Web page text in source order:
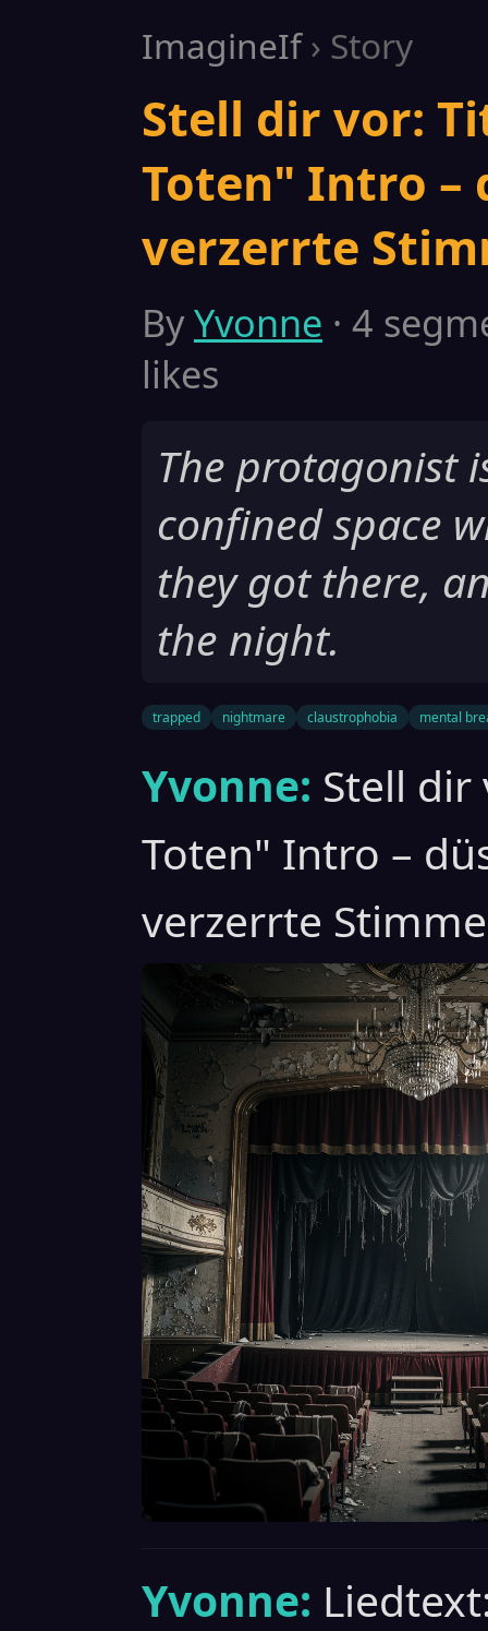
ImagineIf› Story
Stell dir vor:
Toten" Intro –
verzerrte
ByYvonne · 4
likes
The protagonist
confined space
they got there,
the night.
trapped nightmare claustrophobia mental
Yvonne: Stell dir
Toten" Intro –
verzerrte
Yvonne: